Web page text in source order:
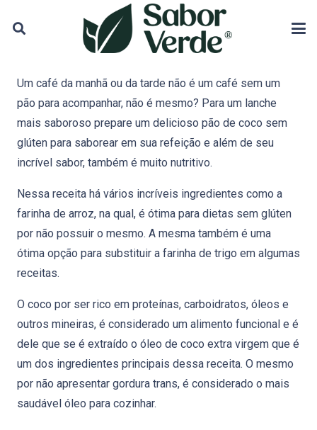
Um café da manhã ou da tarde não é um café sem um
pão para acompanhar, não é mesmo? Para um lanche
mais saboroso prepare um delicioso pão de coco sem
glúten para saborear em sua refeição e além de seu
incrível sabor, também é muito nutritivo.
Nessa receita há vários incríveis ingredientes como a
farinha de arroz, na qual, é ótima para dietas sem glúten
por não possuir o mesmo. A mesma também é uma
ótima opção para substituir a farinha de trigo em algumas
receitas.
O coco por ser rico em proteínas, carboidratos, óleos e
outros mineiras, é considerado um alimento funcional e é
dele que se é extraído o óleo de coco extra virgem que é
um dos ingredientes principais dessa receita. O mesmo
por não apresentar gordura trans, é considerado o mais
saudável óleo para cozinhar.